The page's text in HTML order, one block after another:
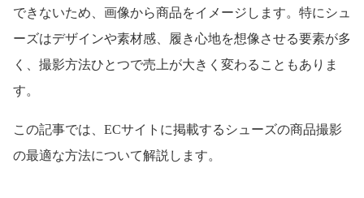
できないため、画像から商品をイメージします。特にシュ
ーズはデザインや素材感、履き心地を想像させる要素が多
く、撮影方法ひとつで売上が大きく変わることもありま
す。
この記事では、ECサイトに掲載するシューズの商品撮影
の最適な方法について解説します。